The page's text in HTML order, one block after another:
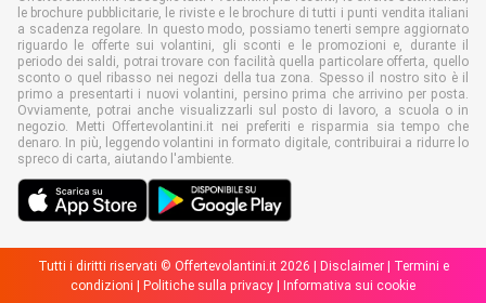
le brochure pubblicitarie, le riviste e le brochure di tutti i punti vendita italiani
a scadenza regolare. In questo modo, possiamo tenerti sempre aggiornato
riguardo le offerte sui volantini, gli sconti e le promozioni e, durante il
periodo dei saldi, potrai trovare con facilità quella particolare offerta, quello
sconto o quel ribasso nei negozi della tua zona. Spesso il nostro sito è il
primo a presentarti i nuovi volantini, persino prima che arrivino per posta.
Ovviamente, potrai anche visualizzarli sul posto di lavoro, a scuola o in
negozio. Metti Offertevolantini.it nei preferiti e risparmia sia tempo che
denaro. In più, leggendo volantini in formato digitale, contribuirai a ridurre lo
spreco di carta, aiutando l'ambiente.
Tutti i diritti riservati © Offertevolantini.it 2026 | Disclaimer|
Termini e
condizioni
Politiche sulla privacy Informativa sui cookie